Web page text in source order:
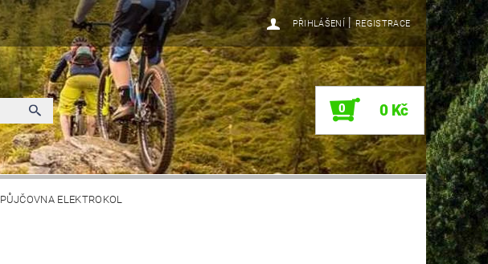
PŘIHLÁŠENÍ | REGISTRACE
0 0 Kč
PŮJČOVNA ELEKTROKOL